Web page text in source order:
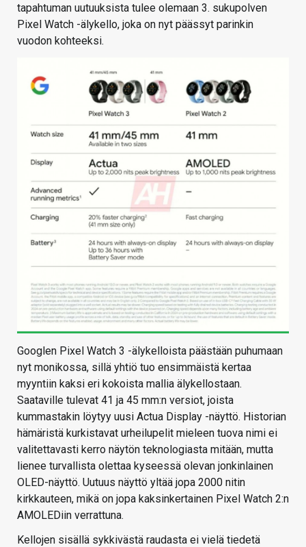
tapahtuman uutuuksista tulee olemaan 3. sukupolven
Pixel Watch -älykello, joka on nyt päässyt parinkin
vuodon kohteeksi.
Googlen Pixel Watch 3 -älykelloista päästään puhumaan
nyt monikossa, sillä yhtiö tuo ensimmäistä kertaa
myyntiin kaksi eri kokoista mallia älykellostaan.
Saataville tulevat 41 ja 45 mm:n versiot, joista
kummastakin löytyy uusi Actua Display -näyttö. Historian
hämäristä kurkistavat urheilupelit mieleen tuova nimi ei
valitettavasti kerro näytön teknologiasta mitään, mutta
lienee turvallista olettaa kyseessä olevan jonkinlainen
OLED-näyttö. Uutuus näyttö yltää jopa 2000 nitin
kirkkauteen, mikä on jopa kaksinkertainen Pixel Watch 2:n
AMOLEDiin verrattuna.
Kellojen sisällä sykkivästä raudasta ei vielä tiedetä